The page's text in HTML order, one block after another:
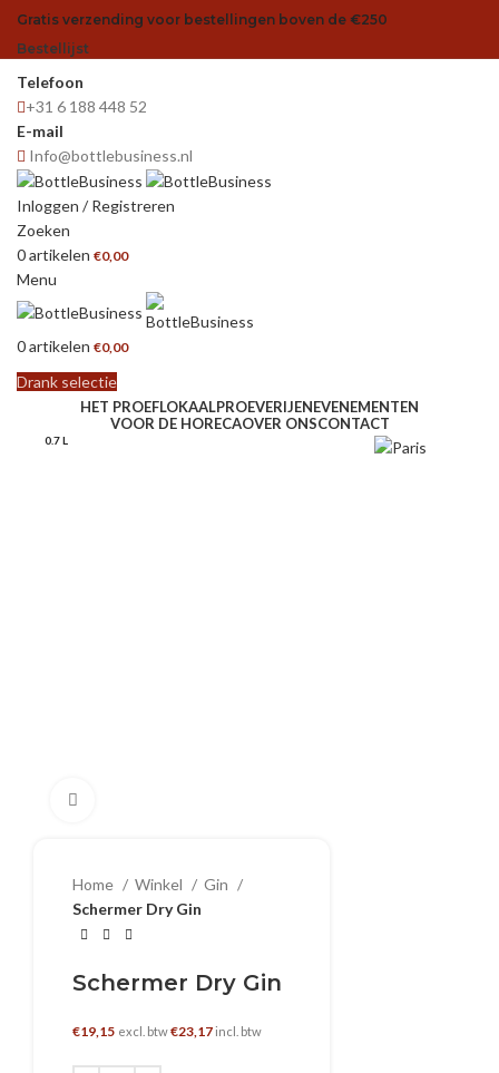
Gratis verzending voor bestellingen boven de €250
Bestellijst
Telefoon
+31 6 188 448 52
E-mail
Info@bottlebusiness.nl
Inloggen / Registreren
Zoeken
0artikelen €0,00
Menu
0artikelen €0,00
Drank selectie
HET PROEFLOKAALPROEVERIJENEVENEMENTEN
VOOR DE HORECAOVER ONSCONTACT
0.7 L
Home Winkel
Gin
Schermer Dry Gin
Schermer Dry Gin
€19,15 excl. btw€23,17 incl. btw